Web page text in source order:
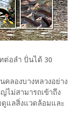
ต่อลำ ปั่นได้ 30
ลองบางหลวงอย่าง
ไม่สามารถเข้าถึง
ดูแลสิ่งแวดล้อมและ